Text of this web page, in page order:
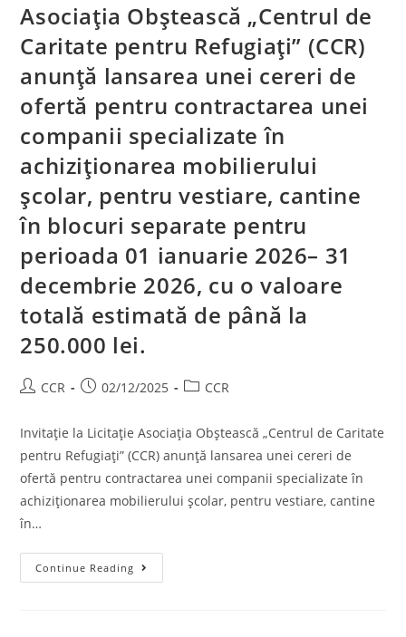
Asociația Obștească „Centrul de
Caritate pentru Refugiați” (CCR)
anunță lansarea unei cereri de
ofertă pentru contractarea unei
companii specializate în
achiziționarea mobilierului
școlar, pentru vestiare, cantine
în blocuri separate pentru
perioada 01 ianuarie 2026– 31
decembrie 2026, cu o valoare
totală estimată de până la
250.000 lei.
CCR 02/12/2025 CCR
Invitație la Licitație Asociația Obștească „Centrul de Caritate
pentru Refugiați” (CCR) anunță lansarea unei cereri de
ofertă pentru contractarea unei companii specializate în
achiziționarea mobilierului școlar, pentru vestiare, cantine
în…
Continue Reading